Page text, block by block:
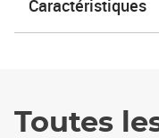
Caractéristiques
Toutes